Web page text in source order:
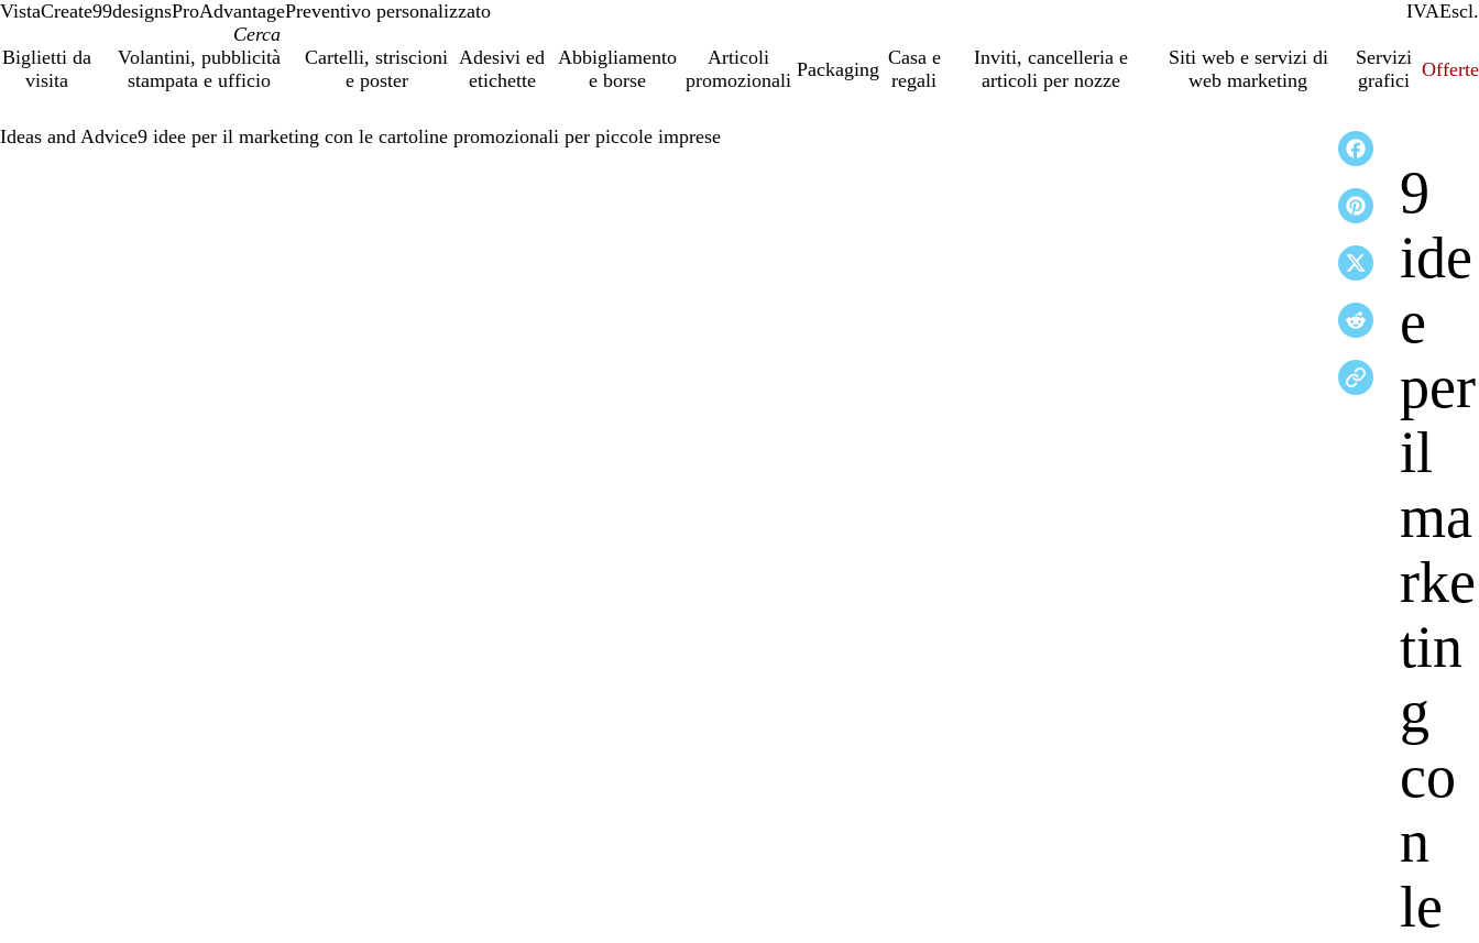
VistaCreate99designsProAdvantagePreventivo personalizzato IVAIncl.
Escl.
Biglietti da
visita
Volantini, pubblicità
stampata e ufficio
Cartelli, striscioni
e poster
Adesivi ed
etichette
Abbigliamento
e borse
Articoli
promozionali
Packaging
Casa e
regali
Inviti, cancelleria e
articoli per nozze
Siti web e servizi di
web marketing
Servizi
grafici
Offerte
Ideas and Advice9 idee per il marketing con le cartoline promozionali per piccole imprese
9
ide
e
per
il
ma
rke
tin
g
co
n
le